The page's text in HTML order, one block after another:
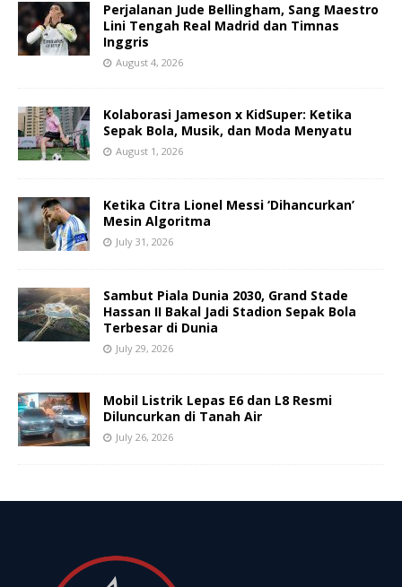
Perjalanan Jude Bellingham, Sang Maestro
Lini Tengah Real Madrid dan Timnas
Inggris
August 4, 2026
Kolaborasi Jameson x KidSuper: Ketika
Sepak Bola, Musik, dan Moda Menyatu
August 1, 2026
Ketika Citra Lionel Messi ‘Dihancurkan’
Mesin Algoritma
July 31, 2026
Sambut Piala Dunia 2030, Grand Stade
Hassan II Bakal Jadi Stadion Sepak Bola
Terbesar di Dunia
July 29, 2026
Mobil Listrik Lepas E6 dan L8 Resmi
Diluncurkan di Tanah Air
July 26, 2026